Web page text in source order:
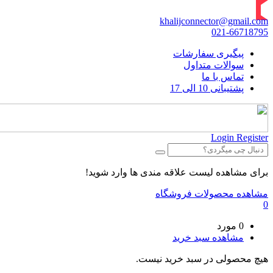
khalijconnector@gmail.com
021-66718795
پیگیری سفارشات
سوالات متداول
تماس با ما
پشتیبانی 10 الی 17
Login Register
برای مشاهده لیست علاقه مندی ها وارد شوید!
مشاهده محصولات فروشگاه
0
0 مورد
مشاهده سبد خرید
هیچ محصولی در سبد خرید نیست.